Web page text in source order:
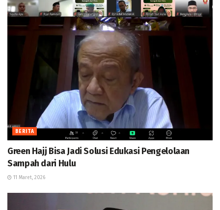
BERITA
Green Hajj Bisa Jadi Solusi Edukasi Pengelolaan
Sampah dari Hulu
11 Maret, 2026